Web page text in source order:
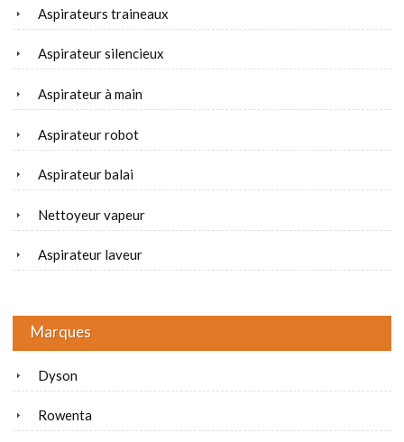
Aspirateurs traineaux
Aspirateur silencieux
Aspirateur à main
Aspirateur robot
Aspirateur balai
Nettoyeur vapeur
Aspirateur laveur
Marques
Dyson
Rowenta